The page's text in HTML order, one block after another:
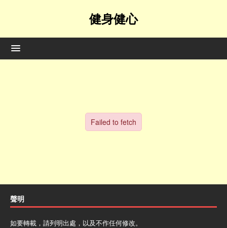
健身健心
聲明
如要轉載，請列明出處，以及不作任何修改。